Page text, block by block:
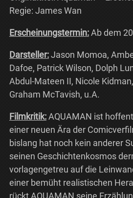
Regie: James Wan
Erscheinungstermin:Ab dem
Darsteller:Jason Momoa,
Dafoe, Patrick Wilson, Dolph
Abdul-Mateen II, Nicole
Graham McTavish, u.A.
Filmkritik:AQUAMAN ist
einer neuen Ära der
bislang hat noch kein anderer
seinen Geschichtenkosmos
vorlagengetreu auf die
einer bemüht realistischen
rückt AQUAMAN seine